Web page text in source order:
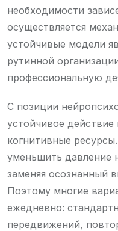
необходимости
осуществляется
устойчивые модели
рутинной
профессиональную
С позиции
устойчивое
когнитивные
уменьшить давление
заменяя осознанный
Поэтому многие
ежедневно:
передвижений,